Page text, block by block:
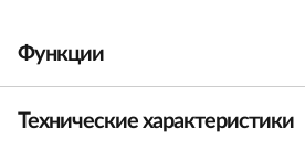
е
Функции
Ориентирован на
Технические характеристики